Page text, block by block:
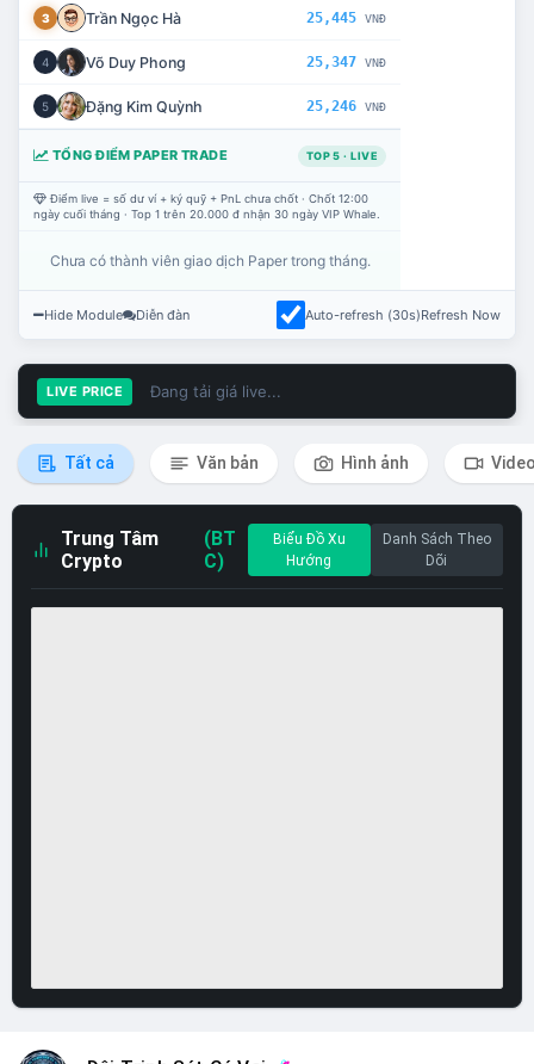
3 Trần Ngọc Hà 25,445 VNĐ
4 Võ Duy Phong 25,347 VNĐ
5 Đặng Kim Quỳnh 25,246 VNĐ
TỔNG ĐIỂM PAPER TRADE TOP 5 · LIVE
Điểm live = số dư ví + ký quỹ + PnL chưa chốt · Chốt 12:00
ngày cuối tháng · Top 1 trên 20.000 đ nhận 30 ngày VIP Whale.
Chưa có thành viên giao dịch Paper trong tháng.
Hide Module Diễn đàn Auto-refresh (30s)Refresh Now
LIVE PRICE Đang tải giá live...
Tất cả Văn bản Hình ảnh
Trung Tâm
Crypto
(BT
C)
Biểu Đồ Xu
Hướng
Danh Sách Theo
Dõi